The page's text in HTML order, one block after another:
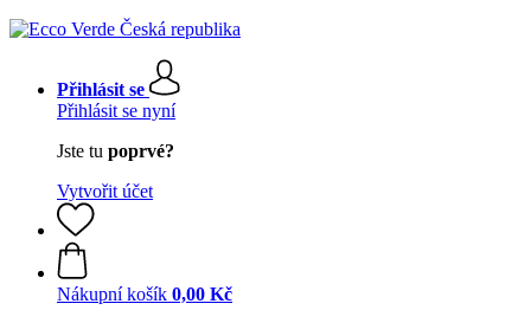
Přihlásit se
Přihlásit se nyní
Jste tu poprvé?
Vytvořit účet
Nákupní košík 0,00 Kč